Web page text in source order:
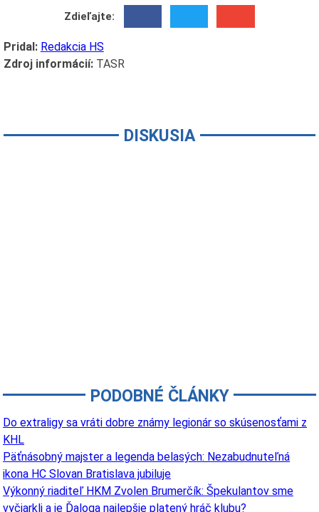
Zdieľajte:
Pridal: Redakcia HS
Zdroj informácií:TASR
DISKUSIA
PODOBNÉ ČLÁNKY
Do extraligy sa vráti dobre známy legionár so skúsenosťami z
KHL
Päťnásobný majster a legenda belasých: Nezabudnuteľná
ikona HC Slovan Bratislava jubiluje
Výkonný riaditeľ HKM Zvolen Brumerčík: Špekulantov sme
vyčiarkli a je Ďaloga najlepšie platený hráč klubu?